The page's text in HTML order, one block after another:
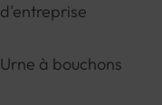
d'entreprise
Urne à bouchons